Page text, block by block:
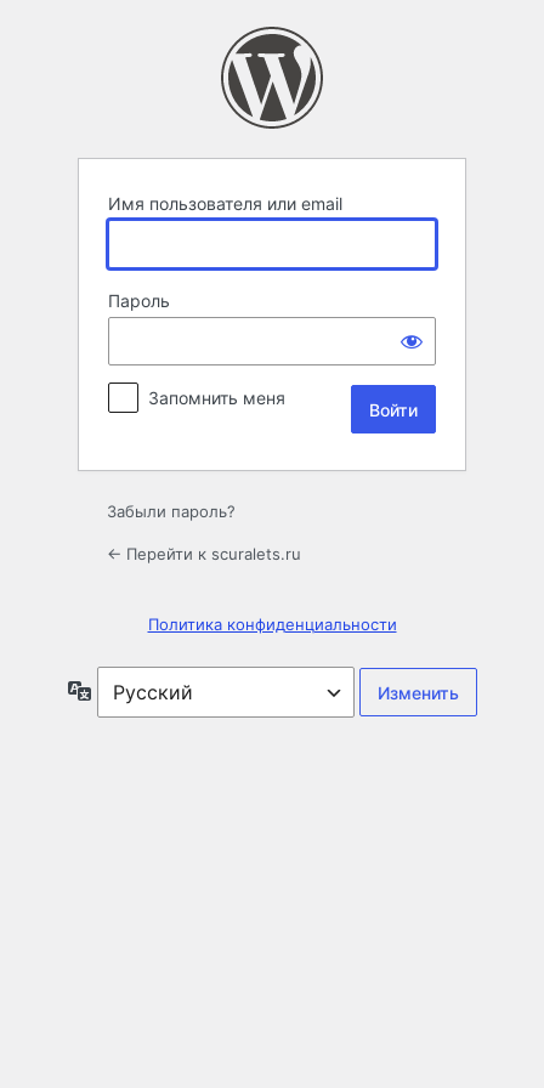
Имя пользователя или email
Пароль
Запомнить меня
Забыли пароль?
← Перейти к scuralets.ru
Политика конфиденциальности
Язык